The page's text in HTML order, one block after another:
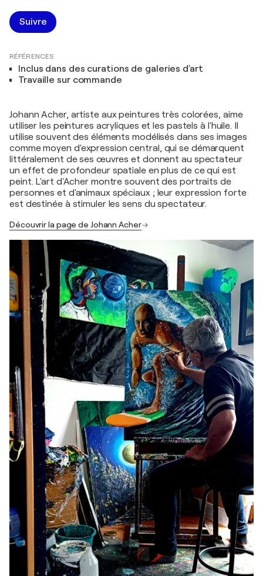
Suivre
RÉFÉRENCES
Inclus dans des curations de galeries d'art
Travaille sur commande
Johann Acher, artiste aux peintures très colorées, aime
utiliser les peintures acryliques et les pastels à l'huile. Il
utilise souvent des éléments modélisés dans ses images
comme moyen d'expression central, qui se démarquent
littéralement de ses œuvres et donnent au spectateur
un effet de profondeur spatiale en plus de ce qui est
peint. L'art d'Acher montre souvent des portraits de
personnes et d'animaux spéciaux ; leur expression forte
est destinée à stimuler les sens du spectateur.
Découvrir la page de Johann Acher